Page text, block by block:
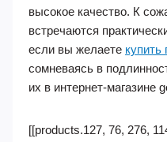
высокое качество. К
встречаются
если вы желаете купить
сомневаясь в
их в интернет-магазине
[[products.127, 76, 276,